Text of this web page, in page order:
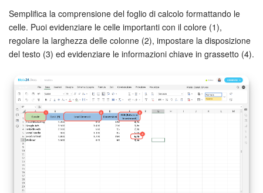
Semplifica la comprensione del foglio di calcolo formattando le
celle. Puoi evidenziare le celle importanti con il colore (1),
regolare la larghezza delle colonne (2), impostare la disposizione
del testo (3) ed evidenziare le informazioni chiave in grassetto (4).